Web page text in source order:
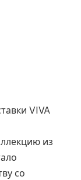
VIVA
из
со